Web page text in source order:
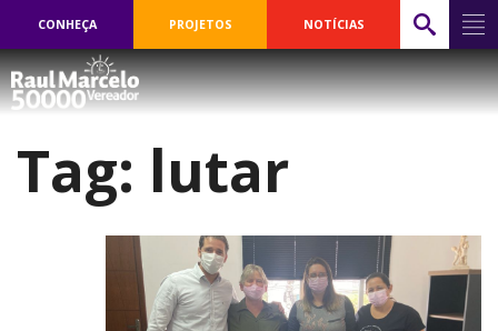
CONHEÇA PROJETOS NOTÍCIAS
Tag: lutar